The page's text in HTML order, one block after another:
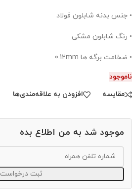
• جنس بدنه شابلون فولاد
• رنگ شابلون مشکی
• ضخامت برگه ها 0.12mm
ناموجود
مقایسه
افزودن به علاقه‌مندی‌ها
موجود شد به من اطلاع بده
ثبت درخواست